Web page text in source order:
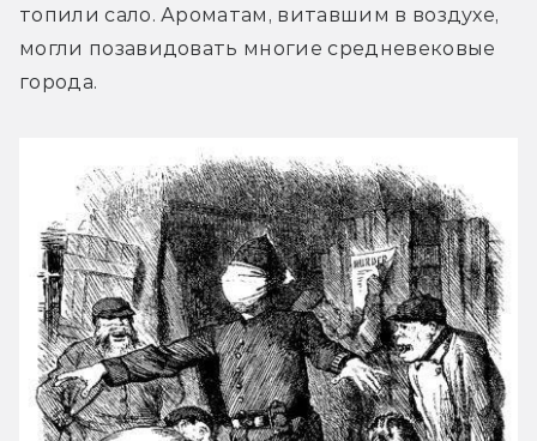
топили сало. Ароматам, витавшим в воздухе,
могли позавидовать многие средневековые
города.